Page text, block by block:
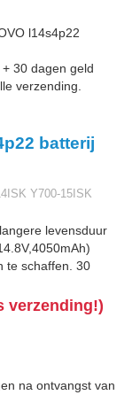
l14s4p22
30 dagen geld
verzending.
batterij
Y700-15ISK
levensduur
te schaffen. 30
verzending!)
na ontvangst van